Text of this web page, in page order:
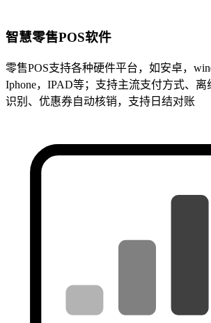
智慧零售POS软件
零售POS支持各种硬件平台，如安卓，
Iphone，IPAD等；支持主流支付方式、
识别、优惠券自动核销，支持日结对账